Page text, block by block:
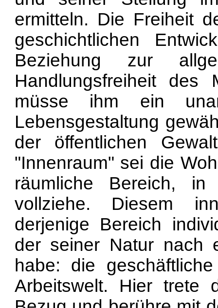
ermitteln. Die Freiheit
geschichtlichen
Beziehung zur
Handlungsfreiheit des
müsse ihm ein
Lebensgestaltung
der öffentlichen
"Innenraum" sei die
räumliche Bereich,
vollziehe. Diesem
derjenige Bereich
der seiner Natur nach
habe: die
Arbeitswelt. Hier trete